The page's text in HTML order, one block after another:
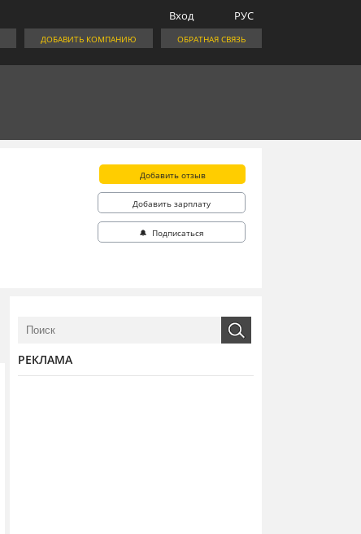
РУС
Вход
ОБРАТНАЯ СВЯЗЬ
ДОБАВИТЬ КОМПАНИЮ
Добавить отзыв
Добавить зарплату
🔔 Подписаться
РЕКЛАМА